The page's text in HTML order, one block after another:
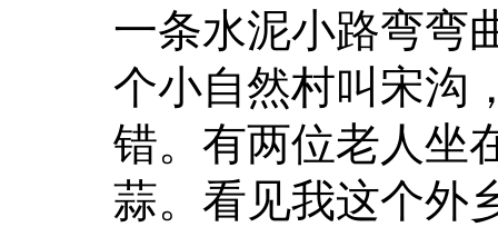
一条水泥小路弯弯
个小自然村叫宋沟
错。有两位老人坐
蒜。看见我这个外